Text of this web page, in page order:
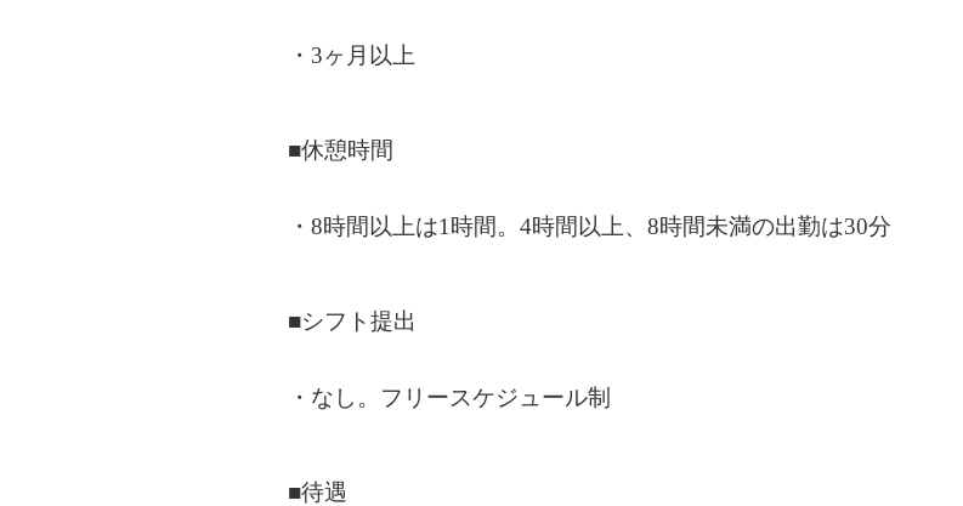
・3ヶ月以上
■休憩時間
・8時間以上は1時間。4時間以上、8時間未満の出勤は30分
■シフト提出
・なし。フリースケジュール制
■待遇